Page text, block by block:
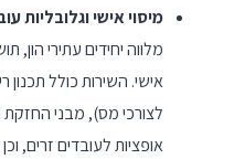
מיסוי אישי וגלובליות
מלווה יחידים עתירי הון,
אישי. השירות כולל תכנון
לצורכי מס), מבני החזקת
אופציות לעובדים זרים,